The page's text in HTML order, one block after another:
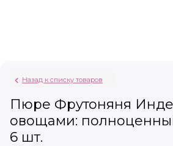
Назад к списку товаров
Пюре Фрутоняня
овощами:
6 шт.